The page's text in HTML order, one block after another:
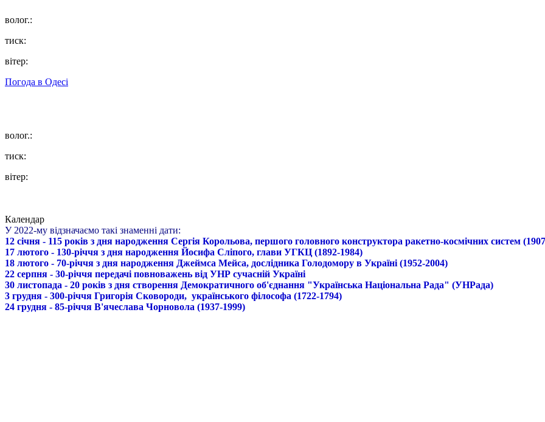
волог.:
тиск:
вітер:
Погода в Одесі
волог.:
тиск:
вітер:
Календар
У 2022-му відзначаємо такі знаменні дати:
12 січня - 115 років з дня народження Сергія Корольова, першого головного конструктора ракетно-космічних систем
17 лютого - 130-річчя з дня народження Йосифа Сліпого, глави УГКЦ (1892-1984)
18 лютого - 70-річчя з дня народження Джеймса Мейса, дослідника Голодомору в Україні (1952-2004)
22 серпня - 30-річчя передачі повноважень від УНР сучасній Україні
30 листопада - 20 років з дня створення Демократичного об'єднання "Українська Національна Рада" (УНРада)
3 грудня - 300-річчя Григорія Сковороди, українського філософа (1722-1794)
24 грудня - 85-річчя В'ячеслава Чорновола (1937-1999)